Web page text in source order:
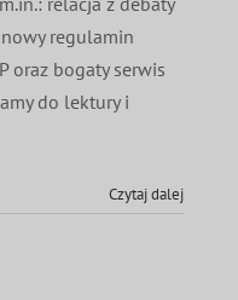
regulamin
oraz bogaty serwis
do lektury i
Czytaj dalej